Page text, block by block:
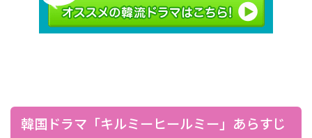
韓国ドラマ「キルミーヒールミー」あらすじ